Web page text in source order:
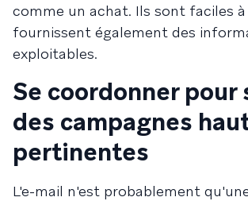
comme un achat. Ils sont faciles
fournissent également des
exploitables.
Se coordonner pour
des campagnes
pertinentes
L'e-mail n'est probablement